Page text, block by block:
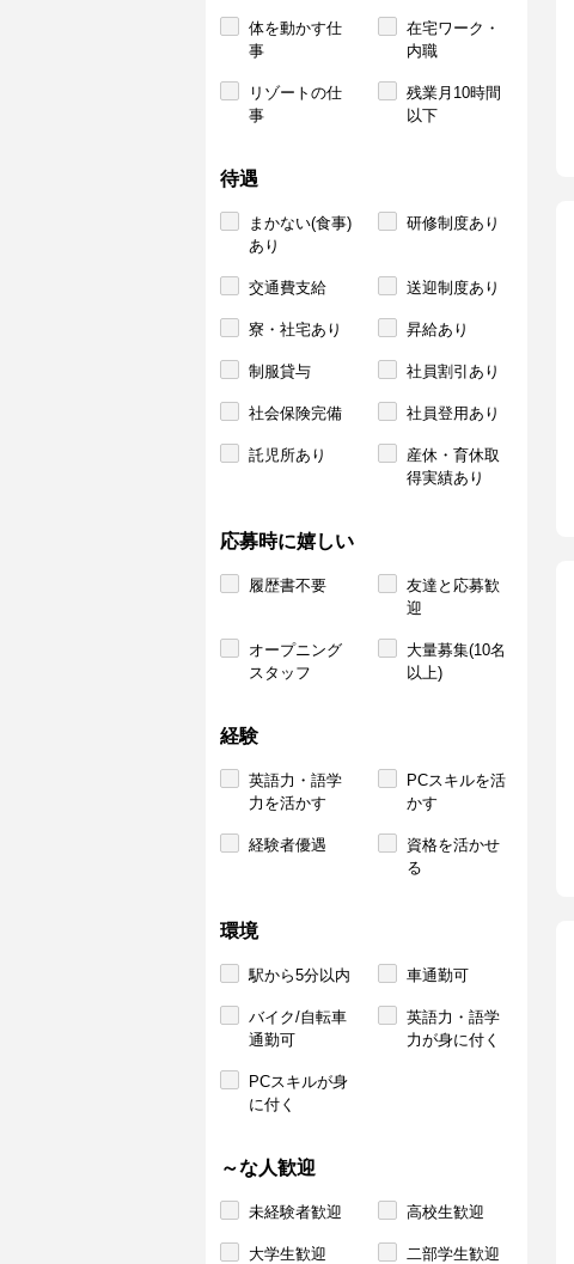
体を動かす仕
事
在宅ワーク・
内職
リゾートの仕
事
残業月10時間
以下
待遇
まかない(食事)
あり
研修制度あり
交通費支給 送迎制度あり
寮・社宅あり 昇給あり
制服貸与 社員割引あり
社会保険完備 社員登用あり
託児所あり
産休・育休取
得実績あり
応募時に嬉しい
履歴書不要
友達と応募歓
迎
オープニング
スタッフ
大量募集(10名
以上)
経験
英語力・語学
力を活かす
PCスキルを活
かす
経験者優遇
資格を活かせ
る
環境
駅から5分以内 車通勤可
バイク/自転車
通勤可
英語力・語学
力が身に付く
PCスキルが身
に付く
～な人歓迎
未経験者歓迎 高校生歓迎
大学生歓迎 二部学生歓迎